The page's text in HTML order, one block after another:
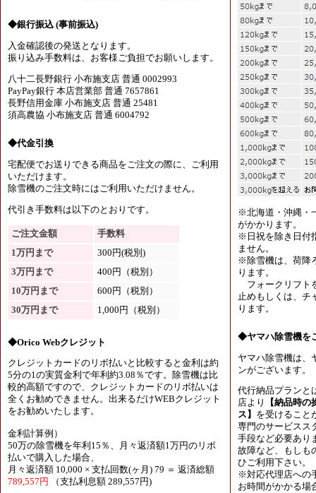
◆銀行振込 (事前振込)
入金確認後の発送となります。
振り込み手数料は、お客様ご負担でお願いします。
八十二長野銀行 小布施支店 普通 0002993
PayPay銀行 本店営業部 普通 7657861
長野信用金庫 小布施支店 普通 25481
須高農協 小布施支店 普通 6004792
◆代金引換
宅配便でお送りできる商品をご注文の際に、ご利用
いただけます。
除雪機のご注文時にはご利用いただけません。
代引き手数料は以下のとおりです。
ご注文金額
手数料
1万円まで
300円(税別)
3万円まで
400円（税別）
10万円まで
600円（税別）
30万円まで
1,000円（税別）
◆Orico Webクレジット
クレジットカードのリボ払いと比較すると金利は約
5分の1の実質金利で年利約3.08％です。除雪機は比
較的高額ですので、クレジットカードのリボ払いは
全くお勧めできません。出来るだけWEBクレジット
をお勧めいたします。
金利計算例）
50万の除雪機を年利15％、月々返済額1万円のリボ
払いで購入した場合、
月々返済額 10,000 × 支払回数(ヶ月) 79 ＝ 返済総額
789,557円
（支払利息額 289,557円)
※北海道・沖縄・
がかかります。
※日祝を除き日付
ません。
※除雪機は、荷降
ります。
フォークリフト
止めもしくは、チ
ります。
◆ヤマハ除雪機を
ヤマハ除雪機は、
ンがございます。
代行納品プランと
店より
【納品時
ス】 を受けること
専門のサービスス
手段など必要あり
故障など、もしも
ひご利用下さい。
※対応代理店への
お時間がかかる場